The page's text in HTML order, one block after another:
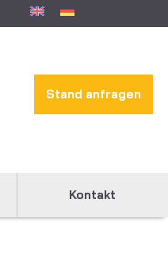
Stand anfragen
Kontakt